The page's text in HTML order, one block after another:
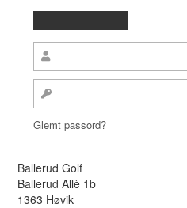
Glemt passord?
Ballerud Golf
Ballerud Allè 1b
1363 Høvik